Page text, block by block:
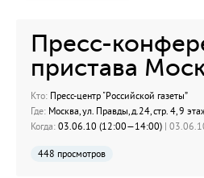
Пресс-
пристава
Кто: Пресс-центр "Российской газеты”
Где: Москва, ул. Правды, д.24, стр. 4, 9
Когда: 03.06.10 (12:00—14:00) |
448 просмотров